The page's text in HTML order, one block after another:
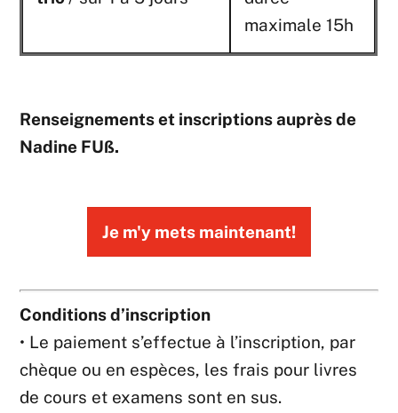
maximale 15h
Renseignements et inscriptions auprès de
Nadine FUß.
Je m'y mets maintenant!
Conditions d’inscription
• Le paiement s’effectue à l’inscription, par
chèque ou en espèces, les frais pour livres
de cours et examens sont en sus.